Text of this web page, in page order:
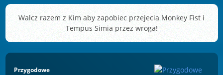
Walcz razem z Kim aby zapobiec przejecia Monkey Fist i
Tempus Simia przez wroga!
Przygodowe